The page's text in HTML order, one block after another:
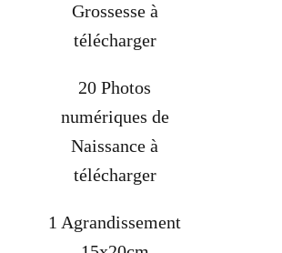
Grossesse à
télécharger
20 Photos
numériques de
Naissance à
télécharger
1 Agrandissement